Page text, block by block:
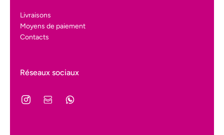
Livraisons
Moyens de paiement
Contacts
Réseaux sociaux